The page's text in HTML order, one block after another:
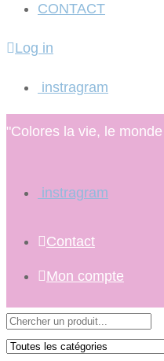
CONTACT
Log in
instragram
"Colores la vie, le
instragram
Contact
Mon compte